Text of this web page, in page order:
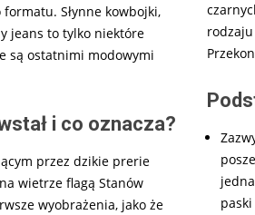
Słynne kowbojki,
jeans to tylko niektóre
są ostatnimi modowymi
i co oznacza?
przez dzikie prerie
wietrze flagą Stanów
wyobrażenia, jako że